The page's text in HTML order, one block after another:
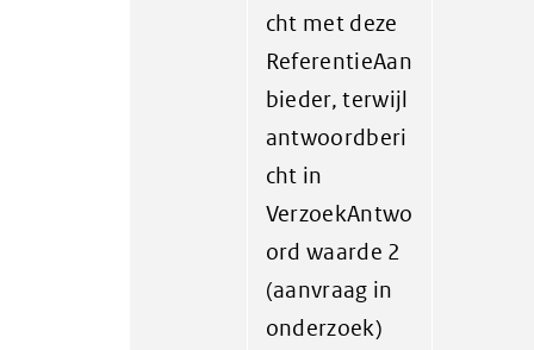
cht met deze
ReferentieAan
bieder, terwijl
antwoordberi
cht in
VerzoekAntwo
ord waarde 2
(aanvraag in
onderzoek)